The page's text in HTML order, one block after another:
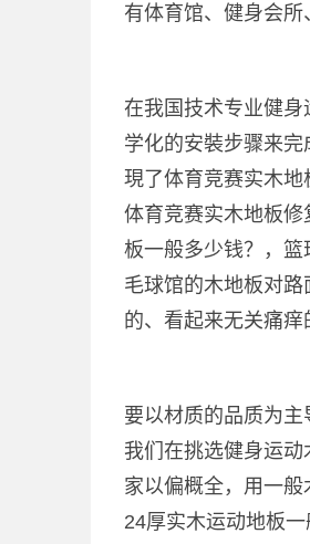
有体育馆、健身会所
在我国技术专业健
学化的安裝步骤来
現了体育竞赛实木
体育竞赛实木地板
板一般多少钱？，
毛球馆的木地板对
的、看起来无关痛痒
要以材质的品质为
我们在挑选健身运
家以偏概全，用一
24厚实木运动地板